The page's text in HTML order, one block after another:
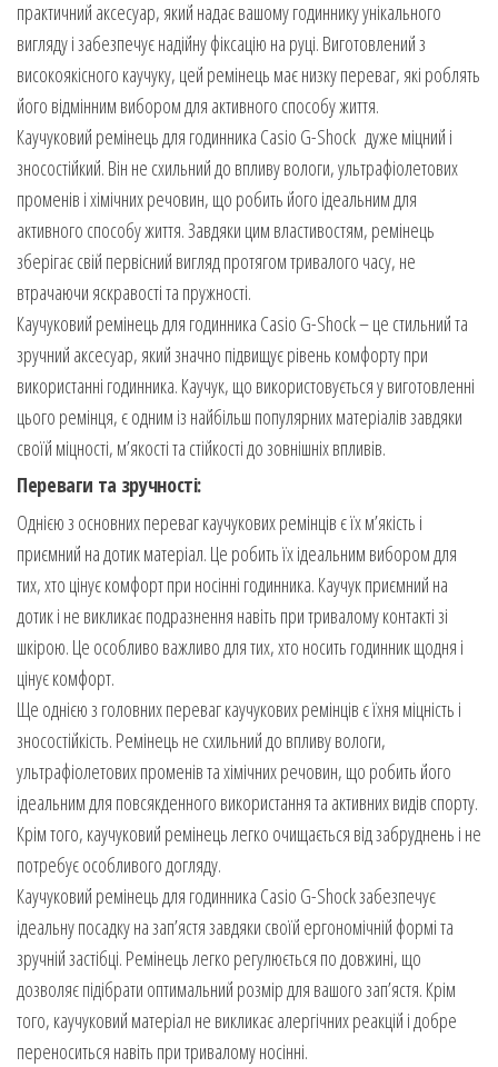
практичний аксесуар, який надає вашому годиннику унікального
вигляду і забезпечує надійну фіксацію на руці. Виготовлений з
високоякісного каучуку, цей ремінець має низку переваг, які роблять
його відмінним вибором для активного способу життя.
Каучуковий ремінець для годинника Casio G-Shock дуже міцний і
зносостійкий. Він не схильний до впливу вологи, ультрафіолетових
променів і хімічних речовин, що робить його ідеальним для
активного способу життя. Завдяки цим властивостям, ремінець
зберігає свій первісний вигляд протягом тривалого часу, не
втрачаючи яскравості та пружності.
Каучуковий ремінець для годинника Casio G-Shock – це стильний та
зручний аксесуар, який значно підвищує рівень комфорту при
використанні годинника. Каучук, що використовується у виготовленні
цього ремінця, є одним із найбільш популярних матеріалів завдяки
своїй міцності, м’якості та стійкості до зовнішніх впливів.
Переваги та зручності:
Однією з основних переваг каучукових ремінців є їх м’якість і
приємний на дотик матеріал. Це робить їх ідеальним вибором для
тих, хто цінує комфорт при носінні годинника. Каучук приємний на
дотик і не викликає подразнення навіть при тривалому контакті зі
шкірою. Це особливо важливо для тих, хто носить годинник щодня і
цінує комфорт.
Ще однією з головних переваг каучукових ремінців є їхня міцність і
зносостійкість. Ремінець не схильний до впливу вологи,
ультрафіолетових променів та хімічних речовин, що робить його
ідеальним для повсякденного використання та активних видів спорту.
Крім того, каучуковий ремінець легко очищається від забруднень і не
потребує особливого догляду.
Каучуковий ремінець для годинника Casio G-Shock забезпечує
ідеальну посадку на зап’ястя завдяки своїй ергономічній формі та
зручній застібці. Ремінець легко регулюється по довжині, що
дозволяє підібрати оптимальний розмір для вашого зап’ястя. Крім
того, каучуковий матеріал не викликає алергічних реакцій і добре
переноситься навіть при тривалому носінні.